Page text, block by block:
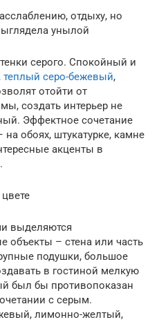
отдыху, но
унылой
серого. Спокойный и
теплый серо-бежевый,
отойти от
создать интерьер не
Эффектное сочетание
обоях, штукатурке, камне
акценты в
выделяются
объекты – стена или часть
подушки, большое
в гостиной мелкую
был бы противопоказан
с серым.
лимонно-желтый,